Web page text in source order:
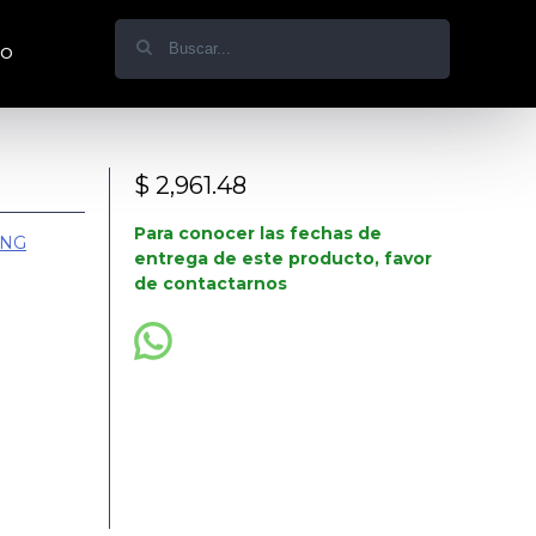
$ 2,961.48
Para conocer las fechas de
entrega de este producto, favor
de contactarnos